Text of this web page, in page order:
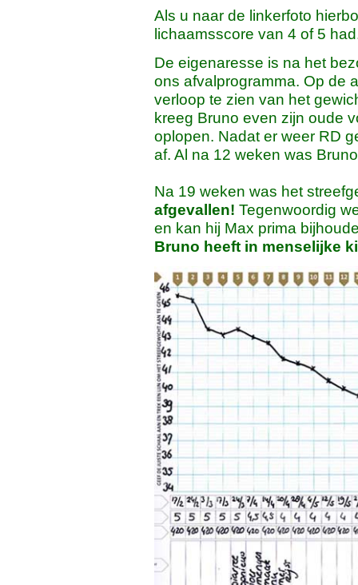
Als u naar de linkerfoto
lichaamsscore van 4 of 5
De eigenaresse is na het
ons afvalprogramma. Op de
verloop te zien van het
kreeg Bruno even zijn oude
oplopen. Nadat er weer RD
af. Al na 12 weken was
Na 19 weken was het
afgevallen! Tegenwoordig
en kan hij Max prima
Bruno heeft in menselijke